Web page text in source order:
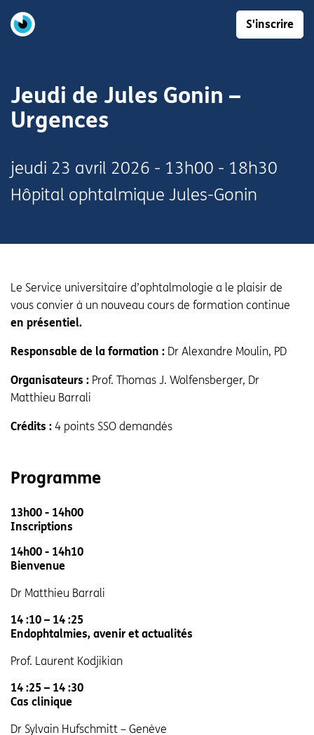
S'inscrire
Jeudi de Jules Gonin –
Urgences
jeudi 23 avril 2026 - 13h00 - 18h30
Hôpital ophtalmique Jules-Gonin
Le Service universitaire d’ophtalmologie a le plaisir de
vous convier à un nouveau cours de formation continue
en présentiel.
Responsable de la formation : Dr Alexandre Moulin, PD
Organisateurs : Prof. Thomas J. Wolfensberger, Dr
Matthieu Barrali
Crédits : 4 points SSO demandés
Programme
13h00 - 14h00
Inscriptions
14h00 - 14h10
Bienvenue
Dr Matthieu Barrali
14 :10 – 14 :25
Endophtalmies, avenir et actualités
Prof. Laurent Kodjikian
14 :25 – 14 :30
Cas clinique
Dr Sylvain Hufschmitt – Genève